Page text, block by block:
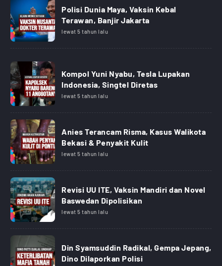
Polisi Dunia Maya, Vaksin Kebal
Terawan, Banjir Jakarta
lewat 5 tahun lalu
Kompol Yuni Nyabu, Tesla Lupakan
Indonesia, Singtel Diretas
lewat 5 tahun lalu
Anies Terancam Risma, Kasus Walikota
Bekasi & Penyakit Kulit
lewat 5 tahun lalu
Revisi UU ITE, Vaksin Mandiri dan Novel
Baswedan Dipolisikan
lewat 5 tahun lalu
Din Syamsuddin Radikal, Gempa Jepang,
Dino Dilaporkan Polisi